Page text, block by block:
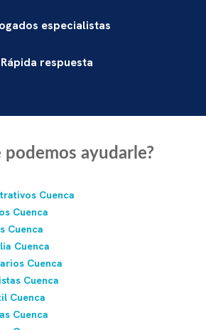
especialistas
Rápida respuesta
podemos ayudarle?
Cuenca
Cuenca
Cuenca
Cuenca
Cuenca
Cuenca
Cuenca
Cuenca